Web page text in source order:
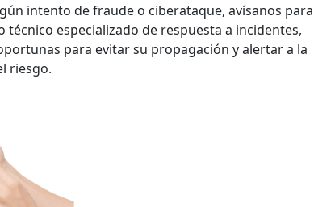
intento de fraude o ciberataque, avísanos para
técnico especializado de respuesta a incidentes,
para evitar su propagación y alertar a la
riesgo.